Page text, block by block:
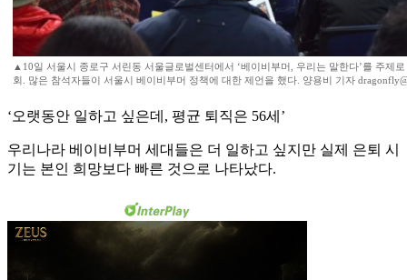
▲10일 서울시 종로구 서린동 서울글로벌센터에서 ‘베이비부머, 우리는 말한다’를 주제
회. 많은 참석자들이 서울시 베이비부머 정책에 대한 제언을 했다. 양용비 기자
‘오랫동안 일하고 싶은데, 평균 퇴직은 56세’
우리나라 베이비부머 세대들은 더 일하고 싶지만 실제 은퇴 시
기는 본인 희망보다 빠른 것으로 나타났다.